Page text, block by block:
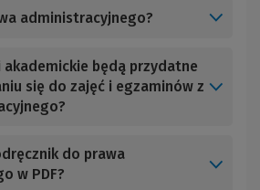
administracyjnego?
akademickie będą przydatne
się do zajęć i egzaminów z
do prawa
w PDF?